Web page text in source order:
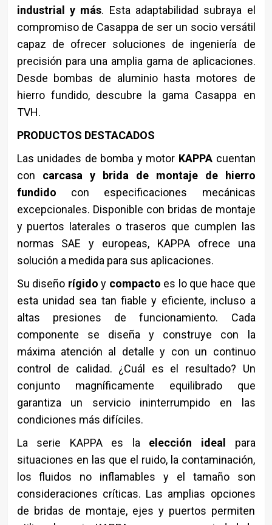
industrial y más. Esta adaptabilidad subraya el
compromiso de Casappa de ser un socio versátil
capaz de ofrecer soluciones de ingeniería de
precisión para una amplia gama de aplicaciones.
Desde bombas de aluminio hasta motores de
hierro fundido, descubre la gama Casappa en
TVH.
PRODUCTOS DESTACADOS
Las unidades de bomba y motor KAPPA cuentan
con carcasa y brida de montaje de hierro
fundido con especificaciones mecánicas
excepcionales. Disponible con bridas de montaje
y puertos laterales o traseros que cumplen las
normas SAE y europeas, KAPPA ofrece una
solución a medida para sus aplicaciones.
Su diseño rígidoy compacto es lo que hace que
esta unidad sea tan fiable y eficiente, incluso a
altas presiones de funcionamiento. Cada
componente se diseña y construye con la
máxima atención al detalle y con un continuo
control de calidad. ¿Cuál es el resultado? Un
conjunto magníficamente equilibrado que
garantiza un servicio ininterrumpido en las
condiciones más difíciles.
La serie KAPPA es la elección ideal para
situaciones en las que el ruido, la contaminación,
los fluidos no inflamables y el tamaño son
consideraciones críticas. Las amplias opciones
de bridas de montaje, ejes y puertos permiten